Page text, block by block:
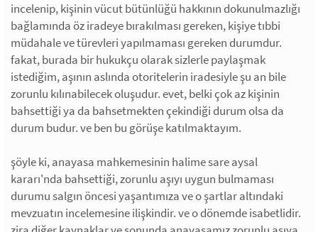
incelenip, kişinin vücut bütünlüğü hakkının dokunulmazlığı
bağlamında öz iradeye bırakılması gereken, kişiye tıbbi
müdahale ve türevleri yapılmaması gereken durumdur.
fakat, burada bir hukukçu olarak sizlerle paylaşmak
istediğim, aşının aslında otoritelerin iradesiyle şu an bile
zorunlu kılınabilecek oluşudur. evet, belki çok az kişinin
bahsettiği ya da bahsetmekten çekindiği durum olsa da
durum budur. ve ben bu görüşe katılmaktayım.
şöyle ki, anayasa mahkemesinin halime sare aysal
kararı'nda bahsettiği, zorunlu aşıyı uygun bulmaması
durumu salgın öncesi yaşantımıza ve o şartlar altındaki
mevzuatın incelemesine ilişkindir. ve o dönemde isabetlidir.